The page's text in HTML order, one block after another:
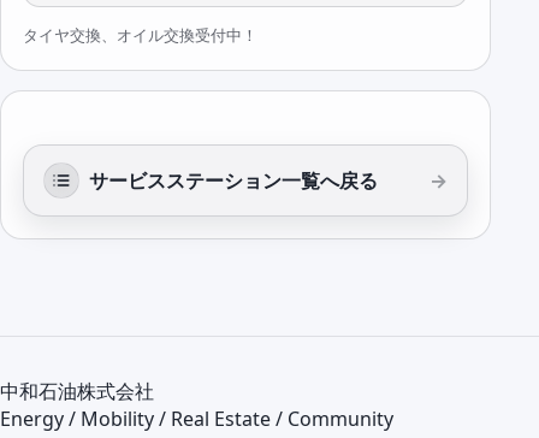
タイヤ交換、オイル交換受付中！
サービスステーション一覧へ戻る
中和石油株式会社
Energy / Mobility / Real Estate / Community